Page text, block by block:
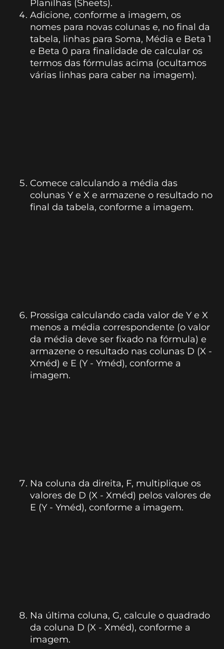
Planilhas (Sheets).
Adicione, conforme a imagem, os
nomes para novas colunas e, no final da
tabela, linhas para Soma, Média e Beta 1
e Beta 0 para finalidade de calcular os
termos das fórmulas acima (ocultamos
várias linhas para caber na imagem).
Comece calculando a média das
colunas Y e X e armazene o resultado no
final da tabela, conforme a imagem.
Prossiga calculando cada valor de Y e X
menos a média correspondente (o valor
da média deve ser fixado na fórmula) e
armazene o resultado nas colunas D (X -
Xméd) e E (Y - Yméd), conforme a
imagem.
Na coluna da direita, F, multiplique os
valores de D (X - Xméd) pelos valores de
E (Y - Yméd), conforme a imagem.
Na última coluna, G, calcule o quadrado
da coluna D (X - Xméd), conforme a
imagem.